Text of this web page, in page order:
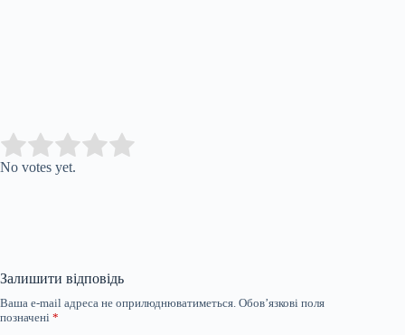
Rate this item:
No votes yet.
Залишити відповідь
Ваша e-mail адреса не оприлюднюватиметься. Обов’язкові поля
позначені *